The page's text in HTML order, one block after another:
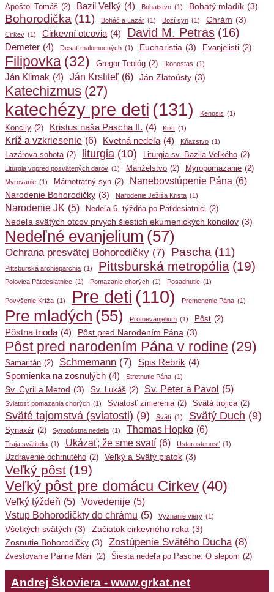
Apoštol Tomáš (2) Bazil Veľký (4) Bohatstvo (1) Bohatý mladík (3)
Bohorodička (11) Boháč a Lazár (1) Boží syn (1) Chrám (3)
Cirkev (1) Cirkevní otcovia (4) David M. Petras (16)
Demeter (4) Desať malomocných (1) Eucharistia (3) Evanjelisti (2)
Filipovka (32) Gregor Teológ (2) Ikonostas (1)
Ján Klimak (4) Ján Krstiteľ (6) Ján Zlatoústy (3)
Katechizmus (27)
katechézy pre deti (131) Kenosis (1)
Koncily (2) Kristus naša Pascha II. (4) Krst (1)
Kríž a vzkriesenie (6) Kvetná nedeľa (4) Kňazstvo (1)
Lazárova sobota (2) liturgia (10) Liturgia sv. Bazila Veľkého (2)
Liturgia vopred posvätených darov (1) Manželstvo (2) Myropomazanie (2)
Myrovanie (1) Márnotratný syn (2) Nanebovstúpenie Pána (6)
Narodenie Bohorodičky (3) Narodenie Ježiša Krista (1)
Narodenie JK (5) Nedeľa 6. týždňa po Päťdesiatnici (2)
Nedeľa svätých otcov prvých šiestich ekumenických koncilov (3)
Nedeľné evanjelium (57)
Ochrana presvätej Bohorodičky (7) Pascha (11)
Pittsburská archieparchia (1) Pittsburská metropólia (19)
Polovica Päťdesiatnice (1) Pomazanie chorých (1) Posadnutie (1)
Povýšenie Kríža (1) Pre deti (110) Premenenie Pána (1)
Pre mladých (55) Protoevanjelium (1) Pôst (2)
Pôstna trioda (4) Pôst pred Narodením Pána (3)
Pôst pred narodením Pána v rodine (29)
Samaritán (2) Schmemann (7) Spis Rebrík (4)
Spomienka na zosnulých (4) Stretnutie Pána (1)
Sv. Cyril a Metod (3) Sv. Lukáš (2) Sv. Peter a Pavol (5)
Sviatosť pomazania chorých (1) Sviatosť zmierenia (2) Svätá trojica (2)
Sväté tajomstvá (sviatosti) (9) Svätí (1) Svätý Duch (9)
Synaxár (2) Syropôstna nedeľa (1) Thomas Hopko (6)
Traja svätitelia (1) Ukázať; že sme svatí (6) Ustarostenosť (1)
Uzdravenie ochrnutého (2) Veľký a Svätý piatok (3)
Veľký pôst (19)
Veľký pôst pre domácu Cirkev (40)
Veľký týždeň (5) Vovedenije (5)
Vstup Bohorodičkty do chrámu (5) Vyznanie viery (1)
Všetkých svätých (3) Začiatok cirkevného roka (3)
Zosnutie Bohorodičky (3) Zostúpenie Svätého Ducha (8)
Zvestovanie Panne Márii (2) Šiesta nedeľa po Pasche: O slepom (2)
Andrej Škoviera - www.grkat.net